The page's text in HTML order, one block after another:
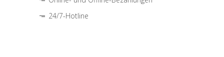
24/7-Hotline